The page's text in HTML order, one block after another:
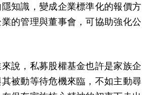
知識，變成企業標準化的報價方
的管理與董事會，可協助強化公
說，私募股權基金也許是家族企
被動等待危機來臨，不如主動尋